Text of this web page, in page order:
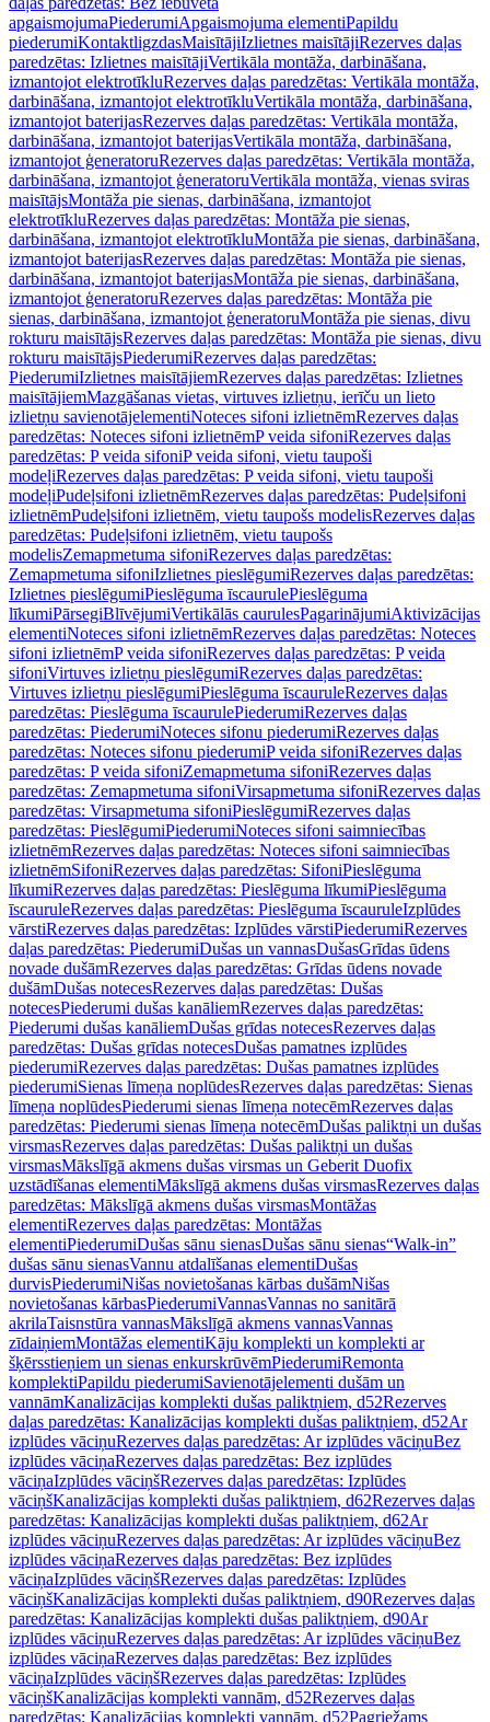
apgaismojumaPiederumiApgaismojuma elementiPapildu
piederumiKontaktligzdasMaisītājiIzlietnes maisītājiRezerves daļas
paredzētas: Izlietnes maisītājiVertikāla montāža, darbināšana,
izmantojot elektrotīkluRezerves daļas paredzētas: Vertikāla montāža,
darbināšana, izmantojot elektrotīkluVertikāla montāža, darbināšana,
izmantojot baterijasRezerves daļas paredzētas: Vertikāla montāža,
darbināšana, izmantojot baterijasVertikāla montāža, darbināšana,
izmantojot ģeneratoruRezerves daļas paredzētas: Vertikāla montāža,
darbināšana, izmantojot ģeneratoruVertikāla montāža, vienas sviras
maisītājsMontāža pie sienas, darbināšana, izmantojot
elektrotīkluRezerves daļas paredzētas: Montāža pie sienas,
darbināšana, izmantojot elektrotīkluMontāža pie sienas, darbināšana,
izmantojot baterijasRezerves daļas paredzētas: Montāža pie sienas,
darbināšana, izmantojot baterijasMontāža pie sienas, darbināšana,
izmantojot ģeneratoruRezerves daļas paredzētas: Montāža pie
sienas, darbināšana, izmantojot ģeneratoruMontāža pie sienas, divu
rokturu maisītājsRezerves daļas paredzētas: Montāža pie sienas, divu
rokturu maisītājsPiederumiRezerves daļas paredzētas:
PiederumiIzlietnes maisītājiemRezerves daļas paredzētas: Izlietnes
maisītājiemMazgāšanas vietas, virtuves izlietņu, ierīču un lieto
izlietņu savienotājelementiNoteces sifoni izlietnēmRezerves daļas
paredzētas: Noteces sifoni izlietnēmP veida sifoniRezerves daļas
paredzētas: P veida sifoniP veida sifoni, vietu taupoši
modeļiRezerves daļas paredzētas: P veida sifoni, vietu taupoši
modeļiPudeļsifoni izlietnēmRezerves daļas paredzētas: Pudeļsifoni
izlietnēmPudeļsifoni izlietnēm, vietu taupošs modelisRezerves daļas
paredzētas: Pudeļsifoni izlietnēm, vietu taupošs
modelisZemapmetuma sifoniRezerves daļas paredzētas:
Zemapmetuma sifoniIzlietnes pieslēgumiRezerves daļas paredzētas:
Izlietnes pieslēgumiPieslēguma īscaurulePieslēguma
līkumiPārsegiBlīvējumiVertikālās caurulesPagarinājumiAktivizācijas
elementiNoteces sifoni izlietnēmRezerves daļas paredzētas: Noteces
sifoni izlietnēmP veida sifoniRezerves daļas paredzētas: P veida
sifoniVirtuves izlietņu pieslēgumiRezerves daļas paredzētas:
Virtuves izlietņu pieslēgumiPieslēguma īscauruleRezerves daļas
paredzētas: Pieslēguma īscaurulePiederumiRezerves daļas
paredzētas: PiederumiNoteces sifonu piederumiRezerves daļas
paredzētas: Noteces sifonu piederumiP veida sifoniRezerves daļas
paredzētas: P veida sifoniZemapmetuma sifoniRezerves daļas
paredzētas: Zemapmetuma sifoniVirsapmetuma sifoniRezerves daļas
paredzētas: Virsapmetuma sifoniPieslēgumiRezerves daļas
paredzētas: PieslēgumiPiederumiNoteces sifoni saimniecības
izlietnēmRezerves daļas paredzētas: Noteces sifoni saimniecības
izlietnēmSifoniRezerves daļas paredzētas: SifoniPieslēguma
līkumiRezerves daļas paredzētas: Pieslēguma līkumiPieslēguma
īscauruleRezerves daļas paredzētas: Pieslēguma īscauruleIzplūdes
vārstiRezerves daļas paredzētas: Izplūdes vārstiPiederumiRezerves
daļas paredzētas: PiederumiDušas un vannasDušasGrīdas ūdens
novade dušāmRezerves daļas paredzētas: Grīdas ūdens novade
dušāmDušas notecesRezerves daļas paredzētas: Dušas
notecesPiederumi dušas kanāliemRezerves daļas paredzētas:
Piederumi dušas kanāliemDušas grīdas notecesRezerves daļas
paredzētas: Dušas grīdas notecesDušas pamatnes izplūdes
piederumiRezerves daļas paredzētas: Dušas pamatnes izplūdes
piederumiSienas līmeņa noplūdesRezerves daļas paredzētas: Sienas
līmeņa noplūdesPiederumi sienas līmeņa notecēmRezerves daļas
paredzētas: Piederumi sienas līmeņa notecēmDušas paliktņi un dušas
virsmasRezerves daļas paredzētas: Dušas paliktņi un dušas
virsmasMākslīgā akmens dušas virsmas un Geberit Duofix
uzstādīšanas elementiMākslīgā akmens dušas virsmasRezerves daļas
paredzētas: Mākslīgā akmens dušas virsmasMontāžas
elementiRezerves daļas paredzētas: Montāžas
elementiPiederumiDušas sānu sienasDušas sānu sienas“Walk-in”
dušas sānu sienasVannu atdalīšanas elementiDušas
durvisPiederumiNišas novietošanas kārbas dušāmNišas
novietošanas kārbasPiederumiVannasVannas no sanitārā
akrilaTaisnstūra vannasMākslīgā akmens vannasVannas
zīdaiņiemMontāžas elementiKāju komplekti un komplekti ar
šķērsstieņiem un sienas enkurskrūvēmPiederumiRemonta
komplektiPapildu piederumiSavienotājelementi dušām un
vannāmKanalizācijas komplekti dušas paliktņiem, d52Rezerves
daļas paredzētas: Kanalizācijas komplekti dušas paliktņiem, d52Ar
izplūdes vāciņuRezerves daļas paredzētas: Ar izplūdes vāciņuBez
izplūdes vāciņaRezerves daļas paredzētas: Bez izplūdes
vāciņaIzplūdes vāciņšRezerves daļas paredzētas: Izplūdes
vāciņšKanalizācijas komplekti dušas paliktņiem, d62Rezerves daļas
paredzētas: Kanalizācijas komplekti dušas paliktņiem, d62Ar
izplūdes vāciņuRezerves daļas paredzētas: Ar izplūdes vāciņuBez
izplūdes vāciņaRezerves daļas paredzētas: Bez izplūdes
vāciņaIzplūdes vāciņšRezerves daļas paredzētas: Izplūdes
vāciņšKanalizācijas komplekti dušas paliktņiem, d90Rezerves daļas
paredzētas: Kanalizācijas komplekti dušas paliktņiem, d90Ar
izplūdes vāciņuRezerves daļas paredzētas: Ar izplūdes vāciņuBez
izplūdes vāciņaRezerves daļas paredzētas: Bez izplūdes
vāciņaIzplūdes vāciņšRezerves daļas paredzētas: Izplūdes
vāciņšKanalizācijas komplekti vannām, d52Rezerves daļas
paredzētas: Kanalizācijas komplekti vannām, d52Pagriežams